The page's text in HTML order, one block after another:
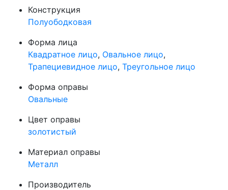
Конструкция
Полуободковая
Форма лица
Квадратное лицо, Овальное лицо,
Трапециевидное лицо, Треугольное лицо
Форма оправы
Овальные
Цвет оправы
золотистый
Материал оправы
Металл
Производитель